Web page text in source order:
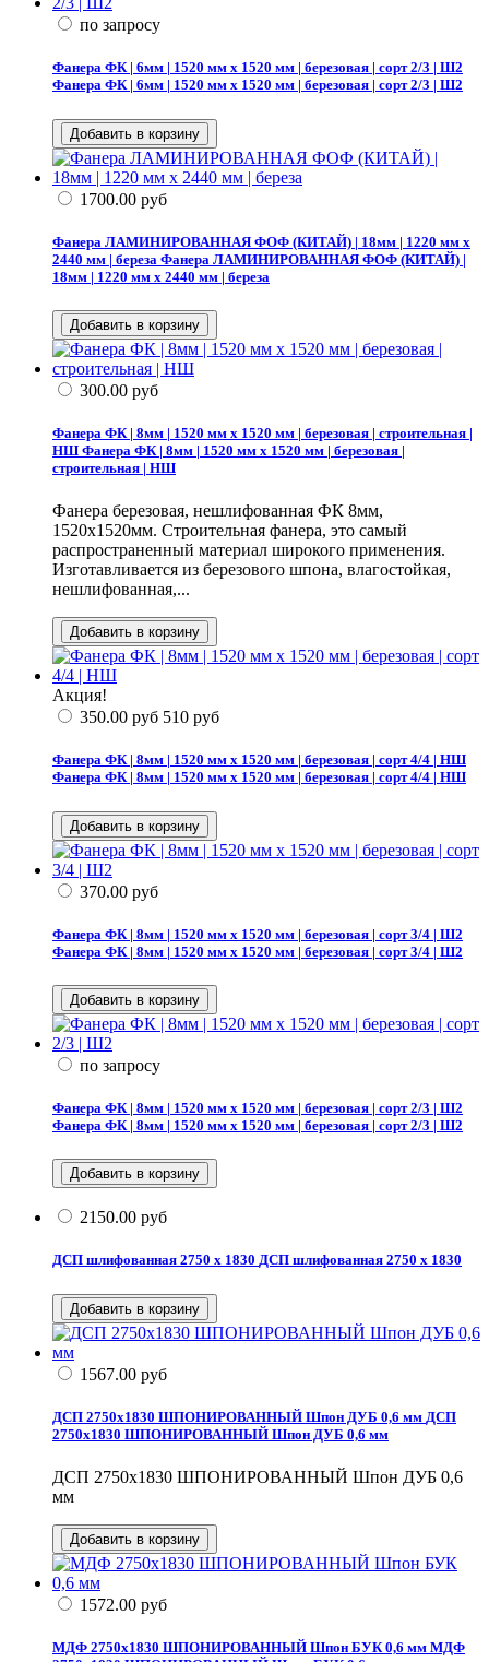
по запросу
Фанера ФК | 6мм | 1520 мм х 1520 мм | березовая | сорт 2/3 | Ш2
Фанера ФК | 6мм | 1520 мм х 1520 мм | березовая | сорт 2/3 | Ш2
1700.00 руб
Фанера ЛАМИНИРОВАННАЯ ФОФ (КИТАЙ) | 18мм | 1220 мм х
2440 мм | береза Фанера ЛАМИНИРОВАННАЯ ФОФ (КИТАЙ) |
18мм | 1220 мм х 2440 мм | береза
300.00 руб
Фанера ФК | 8мм | 1520 мм х 1520 мм | березовая | строительная |
НШ Фанера ФК | 8мм | 1520 мм х 1520 мм | березовая |
строительная | НШ
Фанера березовая, нешлифованная ФК 8мм,
1520х1520мм. Строительная фанера, это самый
распространенный материал широкого применения.
Изготавливается из березового шпона, влагостойкая,
нешлифованная,...
Акция!
350.00 руб 510 руб
Фанера ФК | 8мм | 1520 мм х 1520 мм | березовая | сорт 4/4 | НШ
Фанера ФК | 8мм | 1520 мм х 1520 мм | березовая | сорт 4/4 | НШ
370.00 руб
Фанера ФК | 8мм | 1520 мм х 1520 мм | березовая | сорт 3/4 | Ш2
Фанера ФК | 8мм | 1520 мм х 1520 мм | березовая | сорт 3/4 | Ш2
по запросу
Фанера ФК | 8мм | 1520 мм х 1520 мм | березовая | сорт 2/3 | Ш2
Фанера ФК | 8мм | 1520 мм х 1520 мм | березовая | сорт 2/3 | Ш2
2150.00 руб
ДСП шлифованная 2750 х 1830 ДСП шлифованная 2750 х 1830
1567.00 руб
ДСП 2750x1830 ШПОНИРОВАННЫЙ Шпон ДУБ 0,6 мм ДСП
2750x1830 ШПОНИРОВАННЫЙ Шпон ДУБ 0,6 мм
ДСП 2750x1830 ШПОНИРОВАННЫЙ Шпон ДУБ 0,6
мм
1572.00 руб
МДФ 2750x1830 ШПОНИРОВАННЫЙ Шпон БУК 0,6 мм МДФ